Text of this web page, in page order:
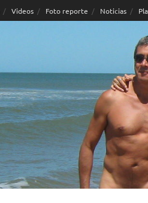
Videos Foto reporte Noticias